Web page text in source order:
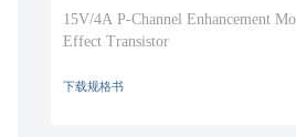
15V/4A P-Channel Enhancement
Effect Transistor
下载规格书